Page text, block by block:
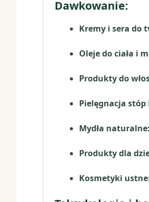
Dawkowanie:
Kremy i sera do
Oleje do ciała i
Produkty do
Pielęgnacja stóp
Mydła naturalne:
Produkty dla
Kosmetyki